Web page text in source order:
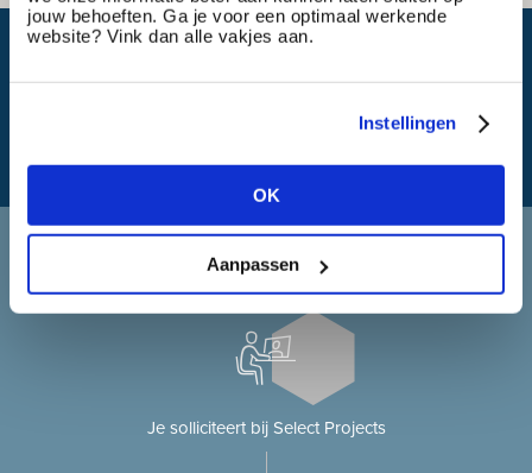
jouw behoeften. Ga je voor een optimaal werkende
website? Vink dan alle vakjes aan.
Instellingen
OK
Aanpassen
Wat is mijn reistijd?
Solliciteren bij Select Projects
Je solliciteert op onze website?
Je solliciteert bij Select Projects